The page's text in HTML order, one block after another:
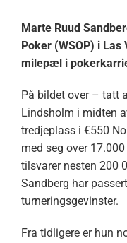
Marte Ruud
Poker (WSOP) i
milepæl i
På bildet over – tatt
Lindsholm i midten
tredjeplass i €550
med seg over
tilsvarer nesten 200
Sandberg har
turneringsgevinster.
Fra tidligere er hun